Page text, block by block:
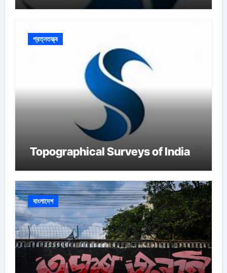
প্রত্নতত্ত্ব
Topographical Surveys of India
বাংলাদেশ